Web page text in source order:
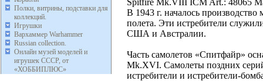
Полки, витрины, подставки для
коллекций.
Игрушки
Вархаммер Warhammer
Russian collection.
Онлайн музей моделей и
игрушек СССР, от
«ХОББИПЛЮС»
Spitfire Mk.VIII ICM Art.: 48065
В 1943 г. началось
полета. Эти истребители
США и Австралии.
Часть самолетов «Спитфайр»
Mk.XVI. Самолеты поздних
истребители и истребители-